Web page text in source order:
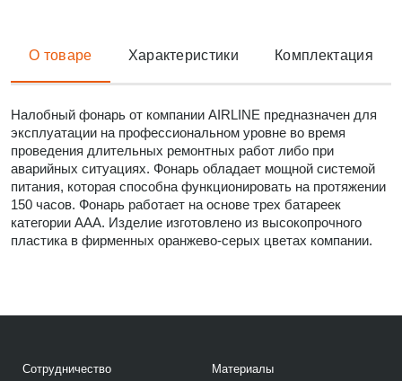
О товаре Характеристики Комплектация
Налобный фонарь от компании AIRLINE предназначен для
эксплуатации на профессиональном уровне во время
проведения длительных ремонтных работ либо при
аварийных ситуациях. Фонарь обладает мощной системой
питания, которая способна функционировать на протяжении
150 часов. Фонарь работает на основе трех батареек
категории ААА. Изделие изготовлено из высокопрочного
пластика в фирменных оранжево-серых цветах компании.
Сотрудничество Материалы